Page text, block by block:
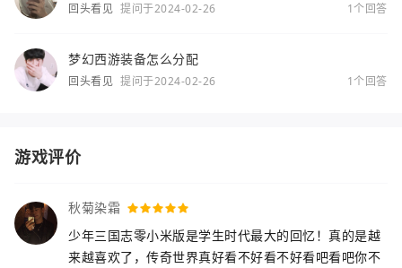
回头看见 提问于2024-02-26 1个回答
梦幻西游装备怎么分配
回头看见 提问于2024-02-26 1个回答
游戏评价
秋菊染霜
少年三国志零小米版是学生时代最大的回忆！真的是越
来越喜欢了，传奇世界真好看不好看不好看吧看吧你不